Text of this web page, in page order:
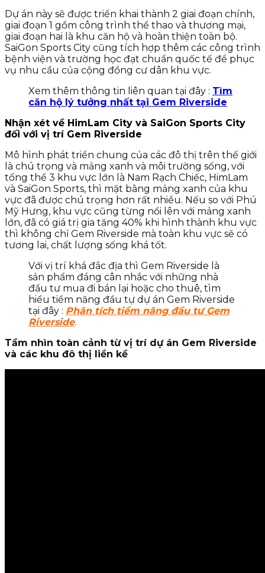
Dự án này sẽ được triển khai thành 2 giai đoạn chính,
giai đoạn 1 gồm công trình thể thao và thương mại,
giai đoạn hai là khu căn hộ và hoàn thiện toàn bộ.
SaiGon Sports City cũng tích hợp thêm các công trình
bệnh viện và trường học đạt chuẩn quốc tế để phục
vụ nhu cầu của cộng đồng cư dân khu vực.
Xem thêm thông tin liên quan tại đây : Tìm
căn hộ lý tưởng nhất tại Gem Riverside
Nhận xét về HimLam City và SaiGon Sports City
đối với vị trí Gem Riverside
Mô hình phát triển chung của các đô thị trên thế giới
là chú trọng và mảng xanh và môi trường sống, với
tổng thể 3 khu vực lớn là Nam Rạch Chiếc, HimLam
và SaiGon Sports, thì mặt bằng mảng xanh của khu
vực đã được chú trọng hơn rất nhiều. Nếu so với Phú
Mỹ Hưng, khu vực cũng từng nổi lên với mảng xanh
lớn, đã có giá trị gia tăng 40% khi hình thành khu vực
thì không chỉ Gem Riverside mà toàn khu vực sẽ có
tương lai, chất lượng sống khá tốt.
Với vị trí khá đắc địa thì Gem Riverside là
sản phẩm đáng cân nhắc với những nhà
đầu tư mua đi bán lại hoặc cho thuê, tìm
hiểu tiềm năng đầu tự dự án Gem Riverside
tại đây : Phân tích tiềm năng đầu tư Gem
Riverside.
Tầm nhìn toàn cảnh từ vị trí dự án Gem Riverside
và các khu đô thị liền kề